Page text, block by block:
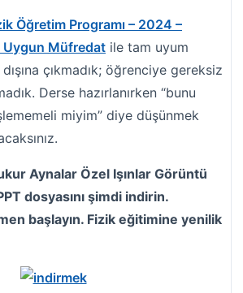
Öğretim Programı – 2024 –
Müfredat ile tam uyum
çıkmadık; öğrenciye gereksiz
Derse hazırlanırken “bunu
miyim” diye düşünmek
Aynalar Özel Işınlar Görüntü
dosyasını şimdi indirin.
başlayın. Fizik eğitimine yenilik